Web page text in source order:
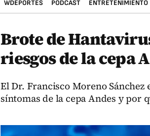
WDEPORTES PODCAST ENTRETENIMIENTO
Brote de
riesgos de la cepa
El Dr. Francisco Moreno
síntomas de la cepa Andes y por